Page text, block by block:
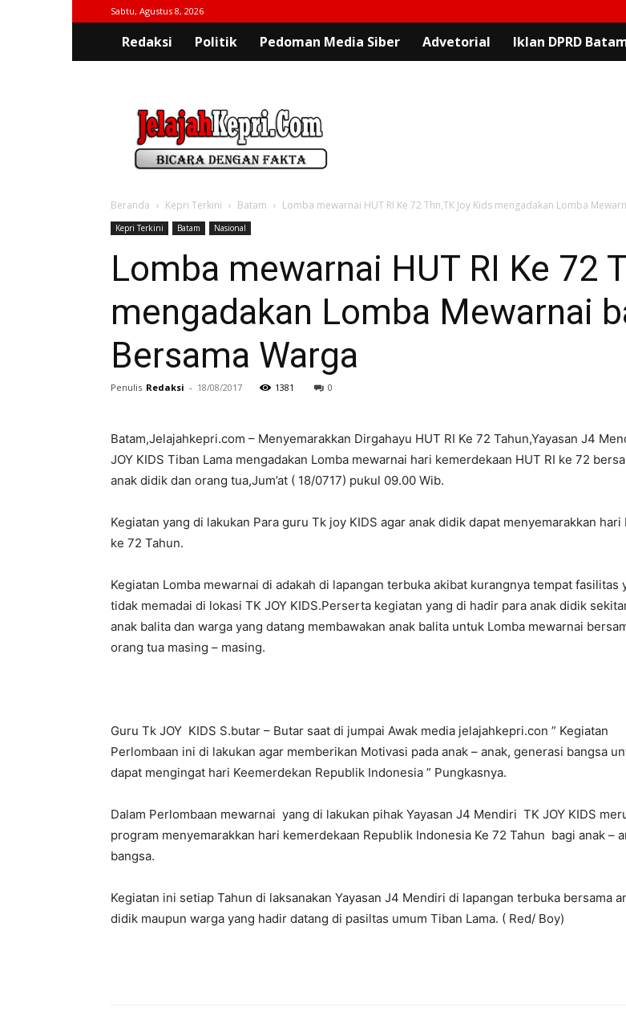
Sabtu, Agustus 8, 2026
Redaksi Politik Pedoman Media Siber Advetorial Iklan DPRD
Beranda Kepri Terkini Batam Lomba mewarnai HUT RI Ke 72 Thn,TK Joy Kids mengadakan Lomba
Kepri Terkini Batam Nasional
Lomba mewarnai HUT RI Ke 72
mengadakan Lomba Mewarnai
Bersama Warga
Penulis Redaksi - 18/08/2017 1381 0
Batam,Jelajahkepri.com – Menyemarakkan Dirgahayu HUT RI Ke 72 Tahun,Yayasan J4
JOY KIDS Tiban Lama mengadakan Lomba mewarnai hari kemerdekaan HUT RI ke 72
anak didik dan orang tua,Jum’at ( 18/0717) pukul 09.00 Wib.
Kegiatan yang di lakukan Para guru Tk joy KIDS agar anak didik dapat menyemarakkan hari
ke 72 Tahun.
Kegiatan Lomba mewarnai di adakah di lapangan terbuka akibat kurangnya tempat fasilitas
tidak memadai di lokasi TK JOY KIDS.Perserta kegiatan yang di hadir para anak didik
anak balita dan warga yang datang membawakan anak balita untuk Lomba mewarnai
orang tua masing – masing.
Guru Tk JOY KIDS S.butar – Butar saat di jumpai Awak media jelajahkepri.con ” Kegiatan
Perlombaan ini di lakukan agar memberikan Motivasi pada anak – anak, generasi bangsa
dapat mengingat hari Keemerdekan Republik Indonesia ” Pungkasnya.
Dalam Perlombaan mewarnai yang di lakukan pihak Yayasan J4 Mendiri TK JOY KIDS
program menyemarakkan hari kemerdekaan Republik Indonesia Ke 72 Tahun bagi anak –
bangsa.
Kegiatan ini setiap Tahun di laksanakan Yayasan J4 Mendiri di lapangan terbuka bersama
didik maupun warga yang hadir datang di pasiltas umum Tiban Lama. ( Red/ Boy)